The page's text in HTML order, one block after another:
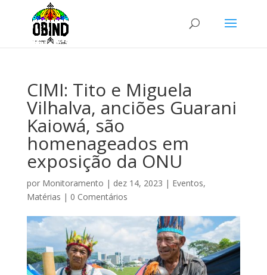
CIMI: Tito e Miguela
Vilhalva, anciões Guarani
Kaiowá, são
homenageados em
exposição da ONU
por Monitoramento | dez 14, 2023 | Eventos,
Matérias | 0 Comentários